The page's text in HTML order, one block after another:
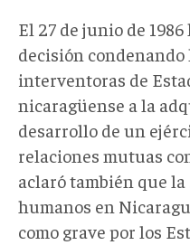
El 27 de junio de
decisión condenando
interventoras de
nicaragüense a la
desarrollo de un
relaciones mutuas
aclaró también que
humanos en
como grave por los